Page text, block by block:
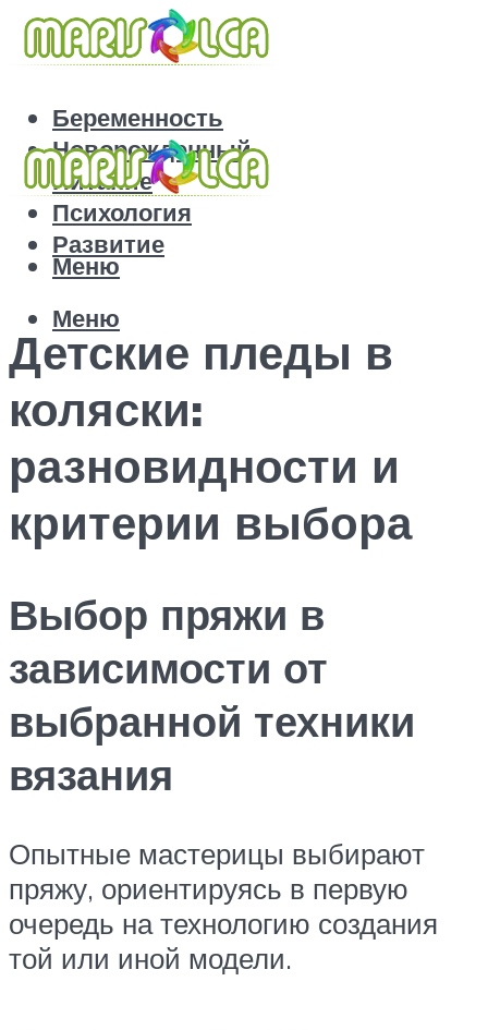
Беременность
Новорожденный
Питание
Психология
Развитие
Меню
Меню
Детские пледы в
коляски:
разновидности и
критерии выбора
Выбор пряжи в
зависимости от
выбранной техники
вязания
Опытные мастерицы выбирают
пряжу, ориентируясь в первую
очередь на технологию создания
той или иной модели.